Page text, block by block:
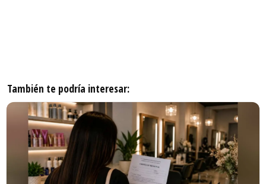
También te podría interesar: